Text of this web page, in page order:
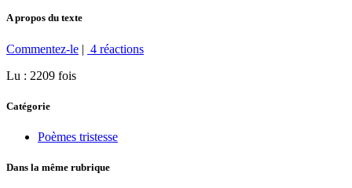
A propos du texte
Commentez-le | 4 réactions
Lu : 2209 fois
Catégorie
Poèmes tristesse
Dans la même rubrique